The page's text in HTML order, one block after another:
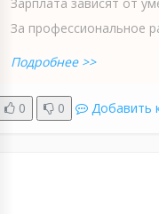
За профессиональное
Подробнее >>
0 0 Добавить